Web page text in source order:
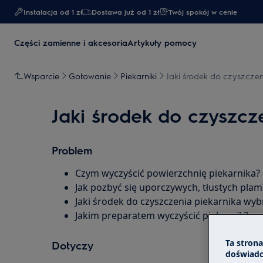
Instalacja od 1 zł Dostawa już od 1 zł​ Twój spokój w cenie
Części zamienne i akcesoriaArtykuły pomocy
Wsparcie Gotowanie Piekarniki Jaki środek do
Jaki środek do
Problem
Czym wyczyścić powierzchnię piekarnika?
Jak pozbyć się uporczywych, tłustych
Jaki środek do czyszczenia piekarnika
Jakim preparatem wyczyścić piekarnik?
Dotyczy
Ta